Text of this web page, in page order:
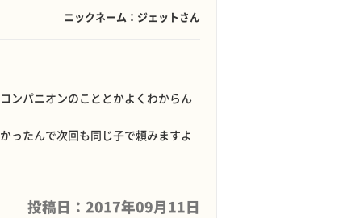
ニックネーム：ジェットさん
ンパニオンのこととかよくわからん
ったんで次回も同じ子で頼みますよ
投稿日：2017年09月11日